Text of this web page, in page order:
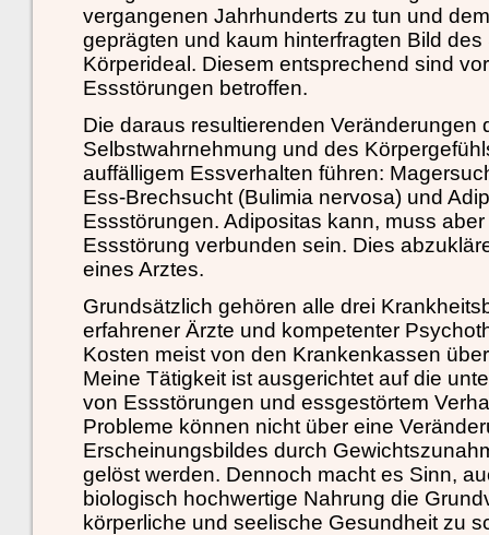
vergangenen Jahrhunderts zu tun und
geprägten und kaum hinterfragten Bild
Körperideal. Diesem entsprechend sind
Essstörungen betroffen.
Die daraus resultierenden Veränderungen
Selbstwahrnehmung und des
auffälligem Essverhalten führen:
Ess-Brechsucht (Bulimia nervosa) und
Essstörungen. Adipositas kann, muss
Essstörung verbunden sein. Dies
eines Arztes.
Grundsätzlich gehören alle drei
erfahrener Ärzte und kompetenter
Kosten meist von den Krankenkassen
Meine Tätigkeit ist ausgerichtet auf die
von Essstörungen und essgestörtem
Probleme können nicht über eine
Erscheinungsbildes durch
gelöst werden. Dennoch macht es Sinn,
biologisch hochwertige Nahrung die
körperliche und seelische Gesundheit zu